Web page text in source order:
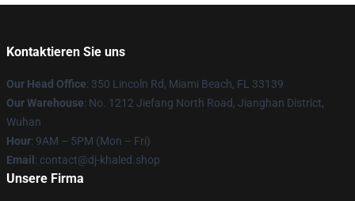
Kontaktieren Sie uns
Our Head Office: 350 Lincoln Rd, Miami Beach, FL 33139
Our Warehouse: No. 1212 Jiefang North Road, Jianghan District,
Wuhan
Hour: 9AM – 5PM (Mon – Fri)
Email : contact@dj-khaled.shop
Unsere Firma